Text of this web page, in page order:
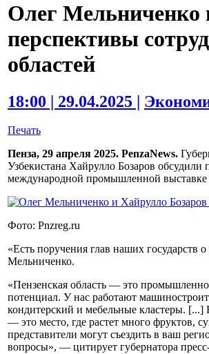
Олег Мельниченко
перспективы
областей
18:00 | 29.04.2025 |
Печать
Пенза, 29 апреля 2025. PenzaNews.
Узбекистана Хайрулло Бозаров обсудили
международной промышленной выставке
Фото: Pnzreg.ru
«Есть поручения глав наших государств
Мельниченко.
«Пензенская область — это
потенциал. У нас работают
кондитерский и мебельные кластеры.
— это место, где растет много фруктов,
представители могут съездить в ваш
вопросы», — цитирует губернатора